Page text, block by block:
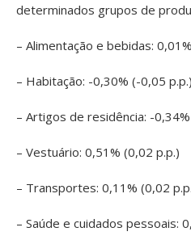
determinados grupos de
– Alimentação e bebidas:
– Habitação: -0,30% (-0,05 p.p.)
– Artigos de residência: -
– Vestuário: 0,51% (0,02 p.p.)
– Transportes: 0,11% (0,02
– Saúde e cuidados pessoais: